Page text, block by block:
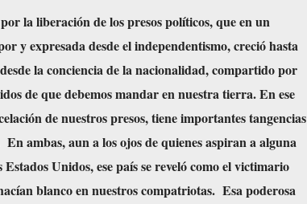
la liberación de los presos políticos, que en un
y expresada desde el independentismo, creció hasta
la conciencia de la nacionalidad, compartido por
de que debemos mandar en nuestra tierra. En ese
de nuestros presos, tiene importantes tangencias
ambas, aun a los ojos de quienes aspiran a alguna
Unidos, ese país se reveló como el victimario
blanco en nuestros compatriotas. Esa poderosa